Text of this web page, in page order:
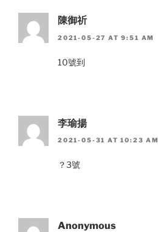
陳御祈
2021-05-27 AT 9:51 AM
10號到
李瑜揚
2021-05-31 AT 10:23 AM
？3號
Anonymous